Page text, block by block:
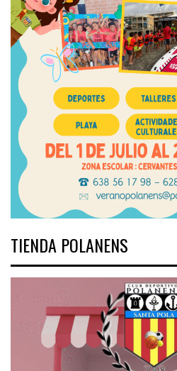
TIENDA POLANENS